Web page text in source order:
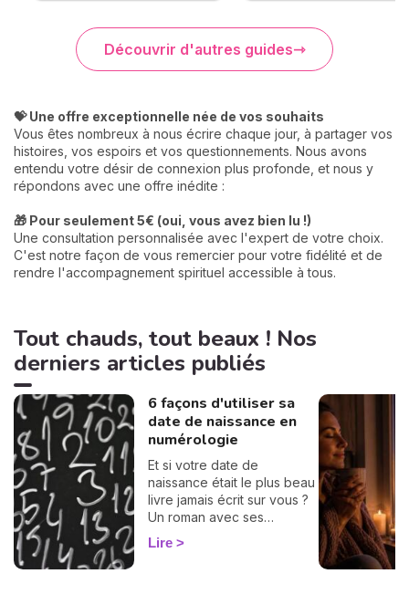
Découvrir d'autres guides
💝 Une offre exceptionnelle née de vos souhaits
Vous êtes nombreux à nous écrire chaque jour, à partager vos
histoires, vos espoirs et vos questionnements. Nous avons
entendu votre désir de connexion plus profonde, et nous y
répondons avec une offre inédite :
🎁 Pour seulement 5€ (oui, vous avez bien lu !)
Une consultation personnalisée avec l'expert de votre choix.
C'est notre façon de vous remercier pour votre fidélité et de
rendre l'accompagnement spirituel accessible à tous.
Tout chauds, tout beaux ! Nos
derniers articles publiés
6 façons d'utiliser sa
date de naissance en
numérologie
Et si votre date de
naissance était le plus beau
livre jamais écrit sur vous ?
Un roman avec ses
chapitres, ses
rebondissements et même
Lire